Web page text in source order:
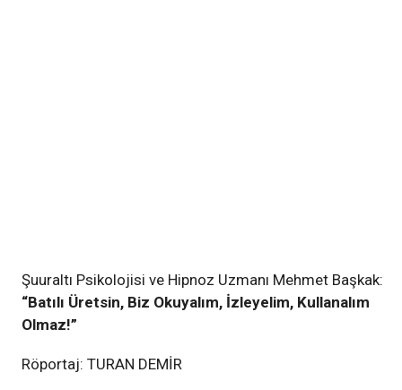
Şuuraltı Psikolojisi ve Hipnoz Uzmanı Mehmet Başkak:
“Batılı Üretsin, Biz Okuyalım, İzleyelim, Kullanalım
Olmaz!”
Röportaj: TURAN DEMİR